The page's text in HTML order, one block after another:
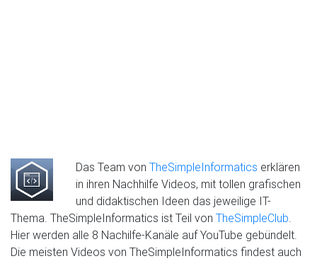
Das Team von TheSimpleInformatics erklären
in ihren Nachhilfe Videos, mit tollen grafischen
und didaktischen Ideen das jeweilige IT-
Thema. TheSimpleInformatics ist Teil von TheSimpleClub.
Hier werden alle 8 Nachilfe-Kanäle auf YouTube gebündelt.
Die meisten Videos von TheSimpleInformatics findest auch